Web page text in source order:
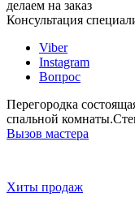
делаем на заказ
Консультация
Viber
Instagram
Вопрос
Перегородка
спальной
Вызов мастера
Хиты продаж